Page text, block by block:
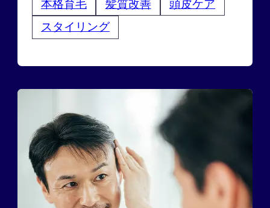
本格育毛 髪質改善
頭皮ケア
スタイリング